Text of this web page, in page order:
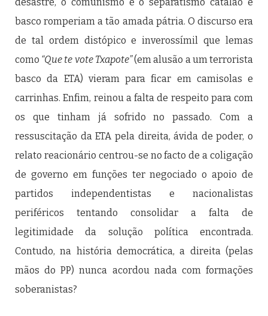
basco romperiam a tão amada pátria. O discurso era
de tal ordem distópico e inverossímil que lemas
como “Que te vote Txapote”(em alusão a um terrorista
basco da ETA) vieram para ficar em camisolas e
carrinhas. Enfim, reinou a falta de respeito para com
os que tinham já sofrido no passado. Com a
ressuscitação da ETA pela direita, ávida de poder, o
relato reacionário centrou-se no facto de a coligação
de governo em funções ter negociado o apoio de
partidos independentistas e nacionalistas
periféricos tentando consolidar a falta de
legitimidade da solução política encontrada.
Contudo, na história democrática, a direita (pelas
mãos do PP) nunca acordou nada com formações
soberanistas?